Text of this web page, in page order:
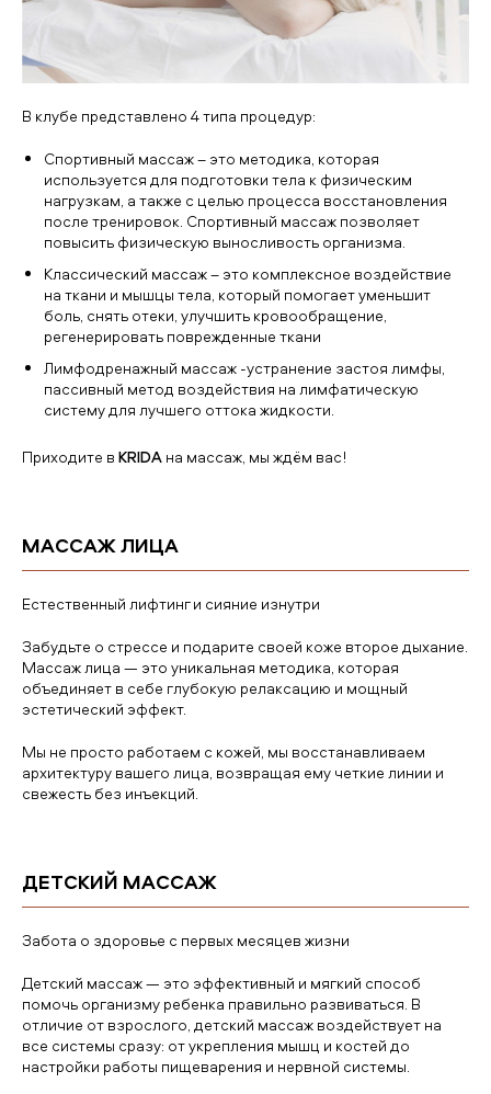
В клубе представлено 4 типа процедур:
Спортивный массаж – это методика, которая
используется для подготовки тела к физическим
нагрузкам, а также с целью процесса восстановления
после тренировок. Спортивный массаж позволяет
повысить физическую выносливость организма.
Классический массаж – это комплексное воздействие
на ткани и мышцы тела, который помогает уменьшит
боль, снять отеки, улучшить кровообращение,
регенерировать поврежденные ткани
Лимфодренажный массаж -устранение застоя лимфы,
пассивный метод воздействия на лимфатическую
систему для лучшего оттока жидкости.
Приходите в KRIDA на массаж, мы ждём вас!
МАССАЖ ЛИЦА
Естественный лифтинг и сияние изнутри
Забудьте о стрессе и подарите своей коже второе дыхание.
Массаж лица — это уникальная методика, которая
объединяет в себе глубокую релаксацию и мощный
эстетический эффект.
Мы не просто работаем с кожей, мы восстанавливаем
архитектуру вашего лица, возвращая ему четкие линии и
свежесть без инъекций.
ДЕТСКИЙ МАССАЖ
Забота о здоровье с первых месяцев жизни
Детский массаж — это эффективный и мягкий способ
помочь организму ребенка правильно развиваться. В
отличие от взрослого, детский массаж воздействует на
все системы сразу: от укрепления мышц и костей до
настройки работы пищеварения и нервной системы.